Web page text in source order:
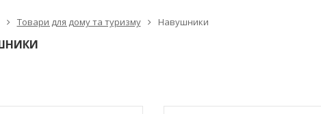
Товари для дому та туризму Навушники